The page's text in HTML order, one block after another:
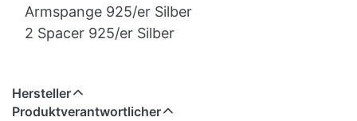
Armspange 925/er Silber
2 Spacer 925/er Silber
Hersteller
Produktverantwortlicher